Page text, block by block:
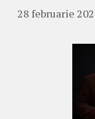
28 februarie